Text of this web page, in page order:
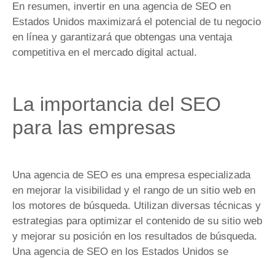
En resumen, invertir en una agencia de SEO en
Estados Unidos maximizará el potencial de tu negocio
en línea y garantizará que obtengas una ventaja
competitiva en el mercado digital actual.
La importancia del SEO
para las empresas
Una agencia de SEO es una empresa especializada
en mejorar la visibilidad y el rango de un sitio web en
los motores de búsqueda. Utilizan diversas técnicas y
estrategias para optimizar el contenido de su sitio web
y mejorar su posición en los resultados de búsqueda.
Una agencia de SEO en los Estados Unidos se